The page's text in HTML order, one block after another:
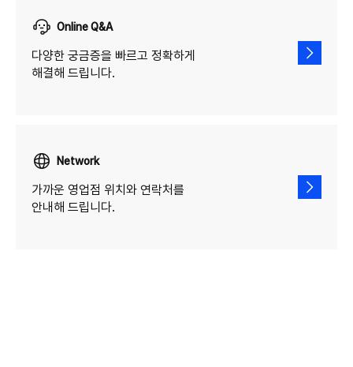
Online Q&A
다양한 궁금증을 빠르고 정확하게
해결해 드립니다.
Network
가까운 영업점 위치와 연락처를
안내해 드립니다.